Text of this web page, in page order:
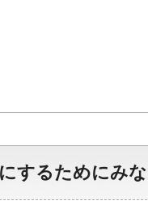
するためにみ